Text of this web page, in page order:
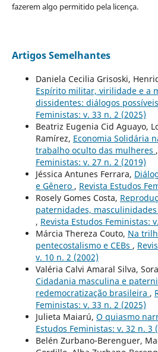
fazerem algo permitido pela licença.
Artigos Semelhantes
Daniela Cecilia Grisoski,
Espírito militar, virilidade e a
dissidentes: diálogos possíveis
Feministas: v. 33 n. 2 (2025)
Beatriz Eugenia Cid Aguayo,
Ramírez, Economia Solidária
trabalho oculto das mulheres ,
Feministas: v. 27 n. 2 (2019)
Jéssica Antunes Ferrara,
e Gênero , Revista Estudos
Rosely Gomes Costa,
paternidades,
, Revista Estudos Feministas:
Márcia Thereza Couto, Na
pentecostalismo e CEBs ,
v. 10 n. 2 (2002)
Valéria Calvi Amaral Silva,
Cidadania masculina e
redemocratização brasileira ,
Feministas: v. 33 n. 2 (2025)
Julieta Maiarú, O quiasmo
Estudos Feministas: v. 32 n. 3
Belén Zurbano-Berenguer,